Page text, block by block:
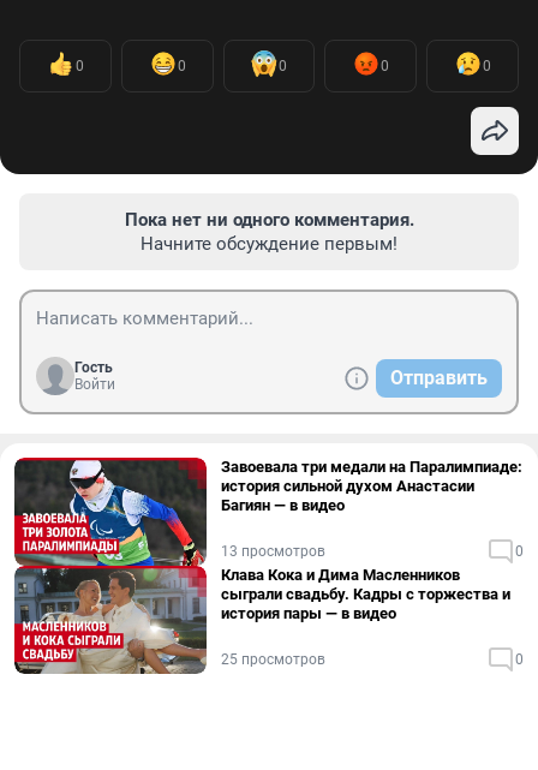
0 0 0 0 0
Пока нет ни одного комментария.
Начните обсуждение первым!
Гость
Войти
Отправить
Завоевала три медали на Паралимпиаде:
история сильной духом Анастасии
Багиян — в видео
13 просмотров 0
Клава Кока и Дима Масленников
сыграли свадьбу. Кадры с торжества и
история пары — в видео
25 просмотров 0